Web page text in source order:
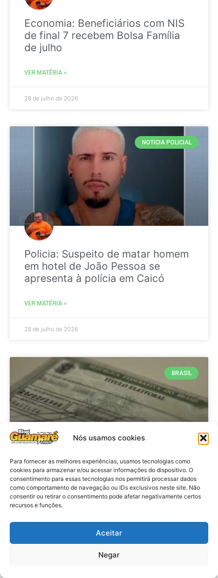
Nós usamos cookies
Para fornecer as melhores experiências, usamos tecnologias como
cookies para armazenar e/ou acessar informações do dispositivo. O
consentimento para essas tecnologias nos permitirá processar dados
como comportamento de navegação ou IDs exclusivos neste site. Não
consentir ou retirar o consentimento pode afetar negativamente certos
recursos e funções.
Aceitar
Negar
Economia: Beneficiários com NIS
de final 7 recebem Bolsa Família
de julho
VER MATÉRIA »
28 de julho de 2026
NOTICIA POLICIAL
Policia: Suspeito de matar homem
em hotel de João Pessoa se
apresenta à polícia em Caicó
VER MATÉRIA »
28 de julho de 2026
BRASIL
Brasil: Policia Federal investiga
753 casos de crimes eleitorais
antes das eleições